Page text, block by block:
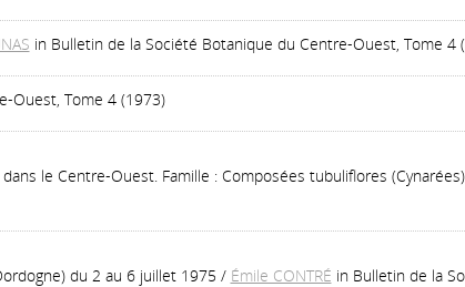
in Bulletin de la Société Botanique du Centre-Ouest, Tome 4
Ouest, Tome 4 (1973)
le Centre-Ouest. Famille : Composées tubuliflores (Cynarées)
du 2 au 6 juillet 1975 / Émile CONTRÉ in Bulletin de la